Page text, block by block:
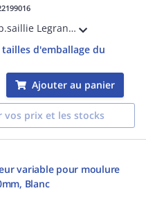
Support app.saillie Legrand,ATA 12x20 Pure
d'emballage du
Ajouter au panier
vos prix et les stocks
variable pour moulure
Blanc